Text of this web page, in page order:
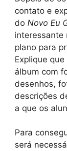
contato e
do Novo Eu
interessante
plano para
Explique
álbum com
desenhos,
descrições
a que os
Para
será